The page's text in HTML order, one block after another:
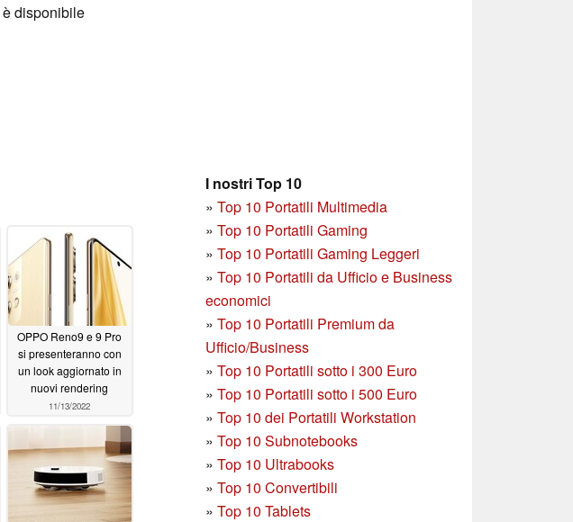
è disponibile
I nostri Top 10
» Top 10 Portatili Multimedia
» Top 10 Portatili Gaming
» Top 10 Portatili Gaming Leggeri
» Top 10 Portatili da Ufficio e Business
economici
» Top 10 Portatili Premium da
Ufficio/Business
» Top 10 Portatili sotto i 300 Euro
» Top 10 Portatili sotto i 500 Euro
» Top 10 dei Portatili Workstation
» Top 10 Subnotebooks
» Top 10 Ultrabooks
» Top 10 Convertibili
» Top 10 Tablets
OPPO Reno9 e 9 Pro
si presenteranno con
un look aggiornato in
nuovi rendering
11/13/2022